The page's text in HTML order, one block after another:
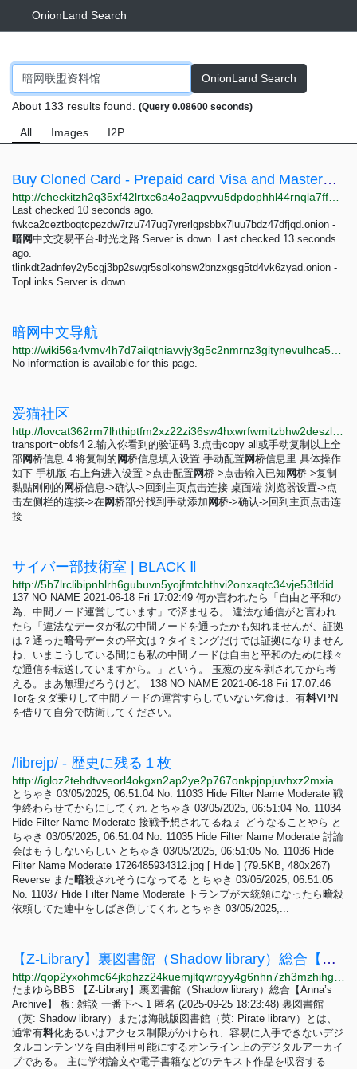
OnionLand Search
OnionLand Search
About 133 results found. (Query 0.08600 seconds)
All Images I2P
Buy Cloned Card - Prepaid card Visa and MasterCard - PayPal ... - jeud-ldid.onion - Check It...
Last checked 10 seconds ago.
fwkca2ceztboqtcpezdw7rzu747ug7yrerlgpsbbx7luu7bdz47dfjqd.onion -
暗网中文交易平台-时光之路 Server is down. Last checked 13 seconds
ago.
tlinkdt2adnfey2y5cgj3bp2swgr5solkohsw2bnzxgsg5td4vk6zyad.onion -
TopLinks Server is down.
暗网中文导航
No information is available for this page.
爱猫社区
transport=obfs4 2.输入你看到的验证码 3.点击copy all或手动复制以上全
部网桥信息 4.将复制的 网桥信息填入设置 手动配置网桥信息里 具体操作
如下 手机版 右上角进入设置->点击配置网桥->点击输入已知 网桥->复制
黏贴刚刚的 网桥信息->确认->回到主页点击连接 桌面端 浏览器设置->点
击左侧栏的连接->在网桥部分找到手动添加 网桥->确认->回到主页点击连
接
サイバー部技術室 | BLACK Ⅱ
137 NO NAME 2021-06-18 Fri 17:02:49 何か言われたら「自由と平和の
為、中間ノード運営しています」で済ませる。 違法な通信がと言われ
たら「違法なデータが私の中間ノードを通ったかも知れませんが、証拠
は？通った暗号データの平文は？タイミングだけでは証拠になりません
ね、いまこうしている間にも私の中間ノードは自由と平和のために様々
な通信を転送していますから。」という。 玉葱の皮を剥されてから考
える。まあ無理だろうけど。 138 NO NAME 2021-06-18 Fri 17:07:46
Torをタダ乗りして中間ノードの運営すらしていない乞食は、有料VPN
を借りて自分で防衛してください。
/librejp/ - 歴史に残る１枚
とちゃき 03/05/2025, 06:51:04 No. 11033 Hide Filter Name Moderate 戦
争終わらせてからにしてくれ とちゃき 03/05/2025, 06:51:04 No. 11034
Hide Filter Name Moderate 接戦予想されてるねぇ どうなることやら と
ちゃき 03/05/2025, 06:51:04 No. 11035 Hide Filter Name Moderate 討論
会はもうしないらしい とちゃき 03/05/2025, 06:51:05 No. 11036 Hide
Filter Name Moderate 1726485934312.jpg [ Hide ] (79.5KB, 480x267)
Reverse また暗殺されそうになってる とちゃき 03/05/2025, 06:51:05
No. 11037 Hide Filter Name Moderate トランプが大統領になったら暗殺
依頼してた連中をしばき倒してくれ とちゃき 03/05/2025,...
【Z-Library】裏図書館（Shadow library）総合【Anna’s Archive】 - たまゆらBBS
たまゆらBBS 【Z-Library】裏図書館（Shadow library）総合【Anna’s
Archive】 板: 雑談 一番下へ 1 匿名 (2025-09-25 18:23:48) 裏図書館
（英: Shadow library）または海賊版図書館（英: Pirate library）とは、
通常有料化あるいはアクセス制限がかけられ、容易に入手できないデジ
タルコンテンツを自由利用可能にするオンライン上のデジタルアーカイ
ブである。 主に学術論文や電子書籍などのテキスト作品を収容する